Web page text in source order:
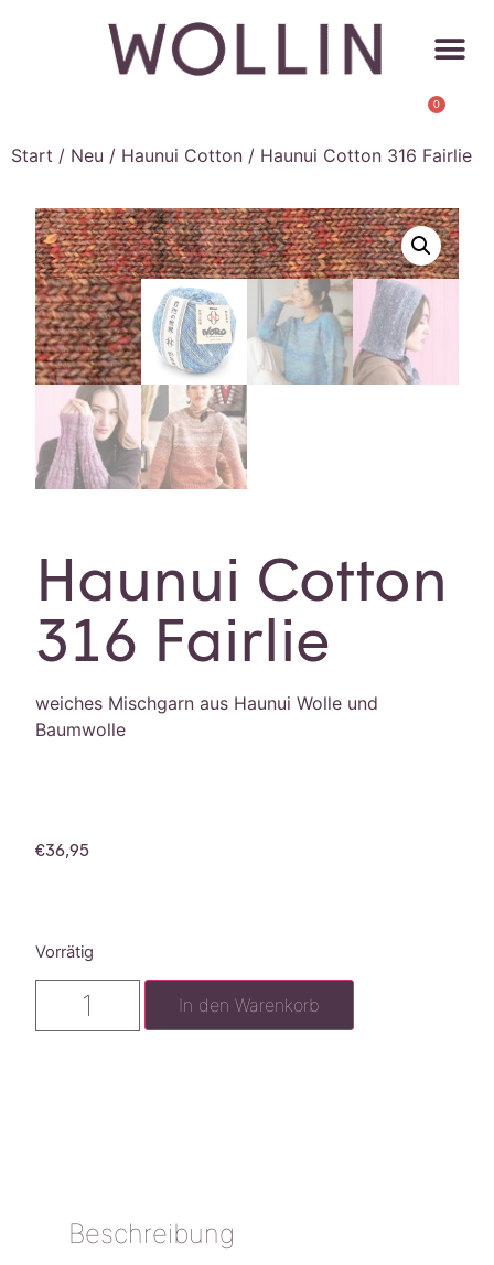
0
Start / Neu / Haunui Cotton / Haunui Cotton 316 Fairlie
Haunui Cotton
316 Fairlie
weiches Mischgarn aus Haunui Wolle und
Baumwolle
€36,95
Vorrätig
In den Warenkorb
Beschreibung